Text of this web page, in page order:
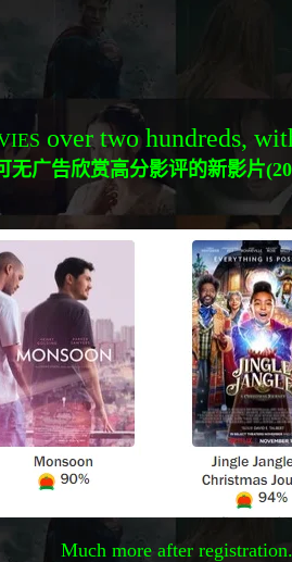
over two hundreds,
无广告欣赏高分影评的新影片
Much more after